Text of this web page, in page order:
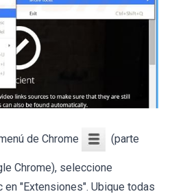
de Chrome (parte
Chrome), seleccione
en "Extensiones". Ubique todas